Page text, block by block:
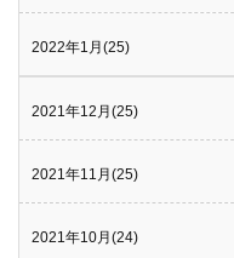
2022年1月(25)
2021年12月(25)
2021年11月(25)
2021年10月(24)